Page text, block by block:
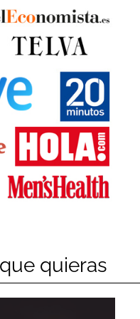
por el temporal de
pedirlas. Sabor muy
quieras